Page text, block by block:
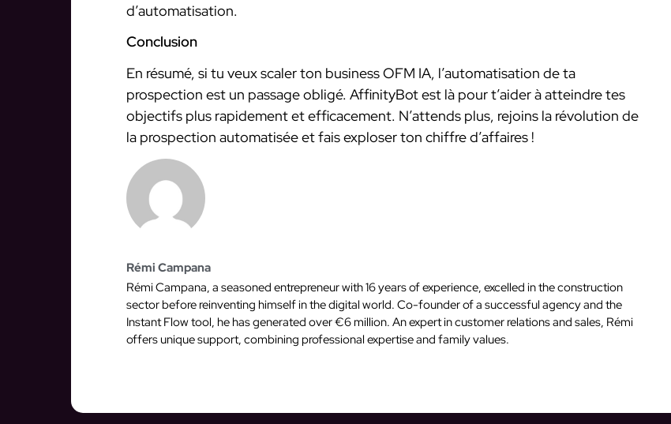
d’automatisation.
Conclusion
En résumé, si tu veux scaler ton business OFM IA, l’automatisation de ta
prospection est un passage obligé. AffinityBot est là pour t’aider à atteindre tes
objectifs plus rapidement et efficacement. N’attends plus, rejoins la révolution de
la prospection automatisée et fais exploser ton chiffre d’affaires !
Rémi Campana
Rémi Campana, a seasoned entrepreneur with 16 years of experience, excelled in the construction
sector before reinventing himself in the digital world. Co-founder of a successful agency and the
Instant Flow tool, he has generated over €6 million. An expert in customer relations and sales, Rémi
offers unique support, combining professional expertise and family values.